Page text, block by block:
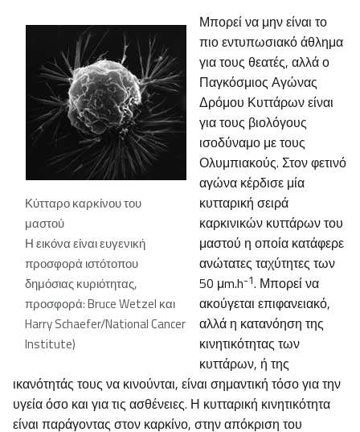
Κύτταρο καρκίνου του
μαστού
Η εικόνα είναι ευγενική
προσφορά ιστότοπου
δημόσιας κυριότητας,
προσφορά: Bruce Wetzel και
Harry Schaefer/National Cancer
Institute)
Μπορεί να μην είναι το
πιο εντυπωσιακό άθλημα
για τους θεατές, αλλά ο
Παγκόσμιος Αγώνας
Δρόμου Κυττάρων είναι
για τους βιολόγους
ισοδύναμο με τους
Ολυμπιακούς. Στον φετινό
αγώνα κέρδισε μία
κυτταρική σειρά
καρκινικών κυττάρων του
μαστού η οποία κατάφερε
ανώτατες ταχύτητες των
50 μm.h-1. Μπορεί να
ακούγεται επιφανειακό,
αλλά η κατανόηση της
κινητικότητας των
κυττάρων, ή της
ικανότητάς τους να κινούνται, είναι σημαντική τόσο για την
υγεία όσο και για τις ασθένειες. Η κυτταρική κινητικότητα
είναι παράγοντας στον καρκίνο, στην απόκριση του